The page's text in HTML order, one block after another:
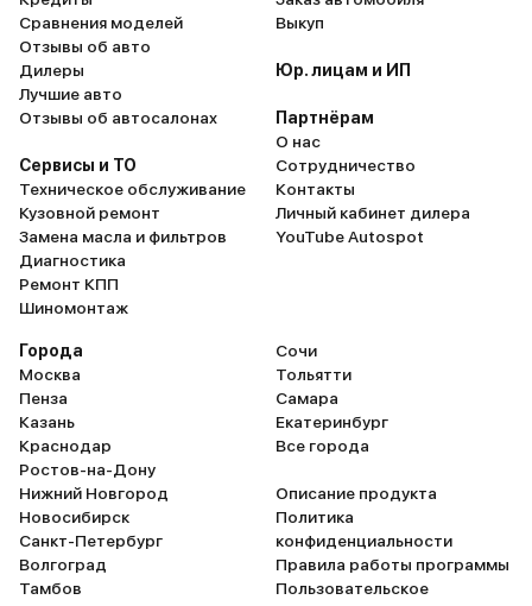
Сравнения моделей
Отзывы об авто
Дилеры
Лучшие авто
Отзывы об автосалонах
Сервисы и ТО
Техническое обслуживание
Кузовной ремонт
Замена масла и фильтров
Диагностика
Ремонт КПП
Шиномонтаж
Выкуп
Юр. лицам и ИП
Партнёрам
О нас
Сотрудничество
Контакты
Личный кабинет дилера
YouTube Autospot
Города
Москва
Пенза
Казань
Краснодар
Ростов-на-Дону
Нижний Новгород
Новосибирск
Санкт-Петербург
Волгоград
Тамбов
Сочи
Тольятти
Самара
Екатеринбург
Все города
Описание продукта
Политика
конфиденциальности
Правила работы программы
Пользовательское